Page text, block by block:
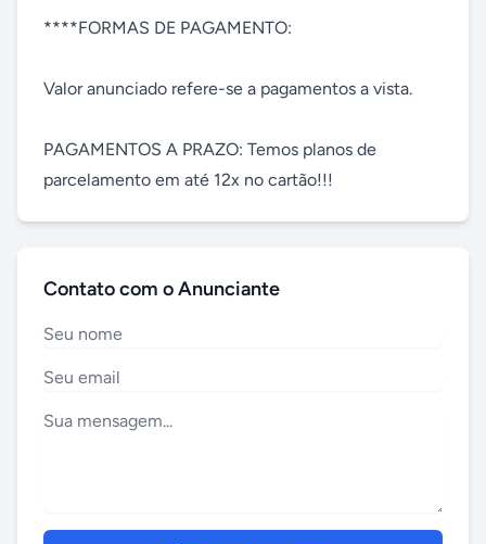
****FORMAS DE PAGAMENTO:
Valor anunciado refere-se a pagamentos a vista.
PAGAMENTOS A PRAZO: Temos planos de
parcelamento em até 12x no cartão!!!
Contato com o Anunciante